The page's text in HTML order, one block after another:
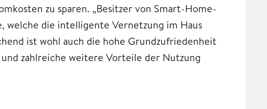
zu sparen. „Besitzer von Smart-Home-
welche die intelligente Vernetzung im Haus
ist wohl auch die hohe Grundzufriedenheit
zahlreiche weitere Vorteile der Nutzung